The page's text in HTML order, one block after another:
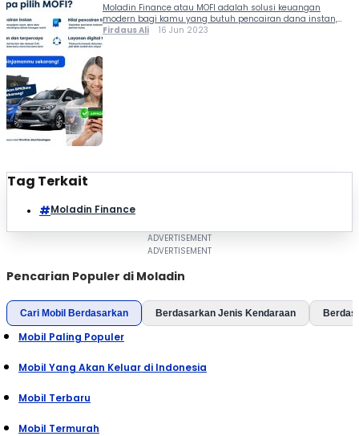
Moladin Finance atau MOFI adalah solusi keuangan
modern bagi kamu yang butuh pencairan dana instan,
aman, dan praktis. MOFI merupakan bagian dari Grup
Firdaus Ali 16 Jun 2023
Tag Terkait
Moladin Finance
Pencarian Populer di Moladin
Cari Mobil Berdasarkan Berdasarkan Jenis Kendaraan
Mobil Paling Populer
Mobil Yang Akan Keluar di Indonesia
Mobil Terbaru
Mobil Termurah